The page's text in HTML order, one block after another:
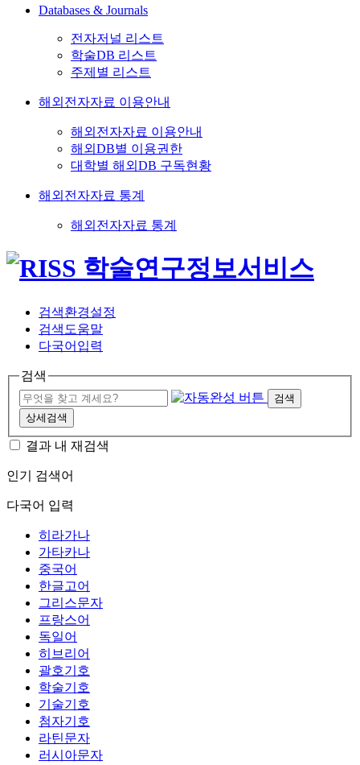
Databases & Journals
전자저널 리스트
학술DB 리스트
주제별 리스트
해외전자자료 이용안내
해외전자자료 이용안내
해외DB별 이용권한
대학별 해외DB 구독현황
해외전자자료 통계
해외전자자료 통계
검색환경설정
검색도움말
다국어입력
검색
검색
상세검색
결과 내 재검색
인기 검색어
다국어 입력
히라가나
가타카나
중국어
한글고어
그리스문자
프랑스어
독일어
히브리어
괄호기호
학술기호
기술기호
첨자기호
라틴문자
러시아문자